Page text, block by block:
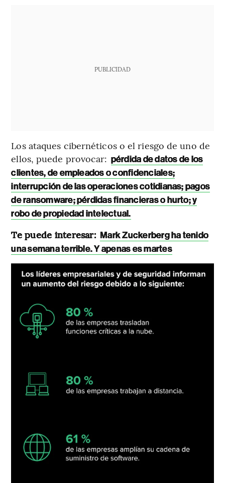
PUBLICIDAD
Los ataques cibernéticos o el riesgo de uno de
ellos, puede provocar: pérdida de datos de los
clientes, de empleados o confidenciales;
interrupción de las operaciones cotidianas; pagos
de ransomware; pérdidas financieras o hurto; y
robo de propiedad intelectual.
Te puede interesar: Mark Zuckerberg ha tenido
una semana terrible. Y apenas es martes